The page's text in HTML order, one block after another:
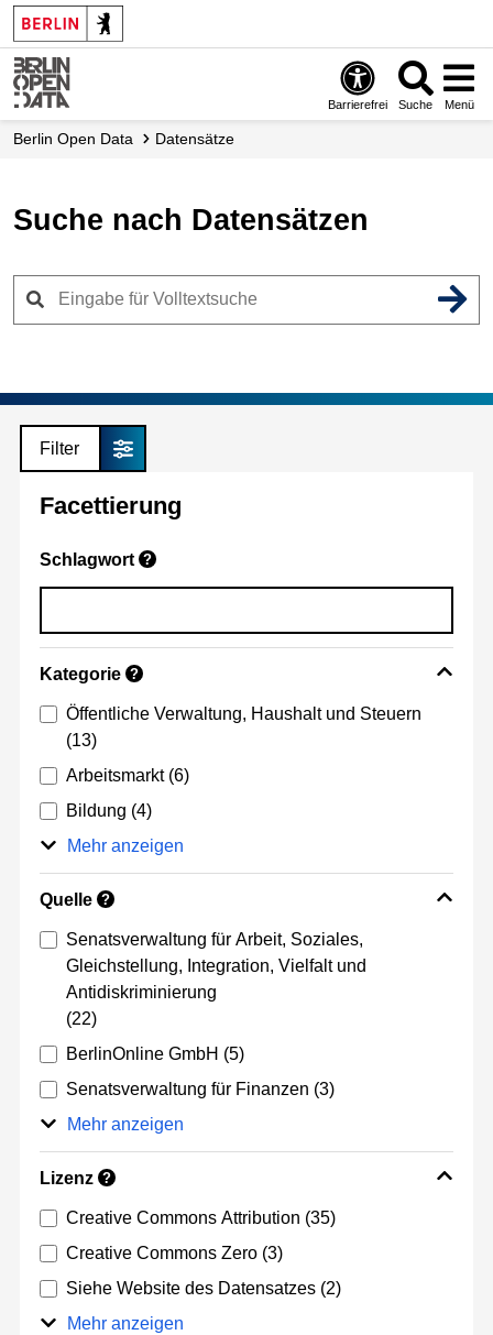
Skip
to
main
content
Barrierefrei Suche Menü
Berlin Open Data Datensätze
Suche nach Datensätzen
Filter
Facettierung
Schlagwort ?
Kategorie ?
Öffentliche Verwaltung, Haushalt und Steuern
(13)
Arbeitsmarkt (6)
Bildung (4)
Mehr anzeigen
Quelle ?
Senatsverwaltung für Arbeit, Soziales,
Gleichstellung, Integration, Vielfalt und
Antidiskriminierung
(22)
BerlinOnline GmbH (5)
Senatsverwaltung für Finanzen (3)
Mehr anzeigen
Lizenz ?
Creative Commons Attribution (35)
Creative Commons Zero (3)
Siehe Website des Datensatzes (2)
Mehr anzeigen